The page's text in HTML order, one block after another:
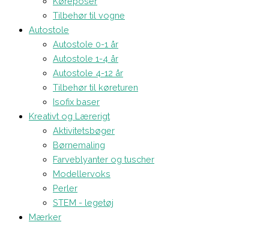
Tilbehør til vogne
Autostole
Autostole 0-1 år
Autostole 1-4 år
Autostole 4-12 år
Tilbehør til køreturen
Isofix baser
Kreativt og Lærerigt
Aktivitetsbøger
Børnemaling
Farveblyanter og tuscher
Modellervoks
Perler
STEM - legetøj
Mærker